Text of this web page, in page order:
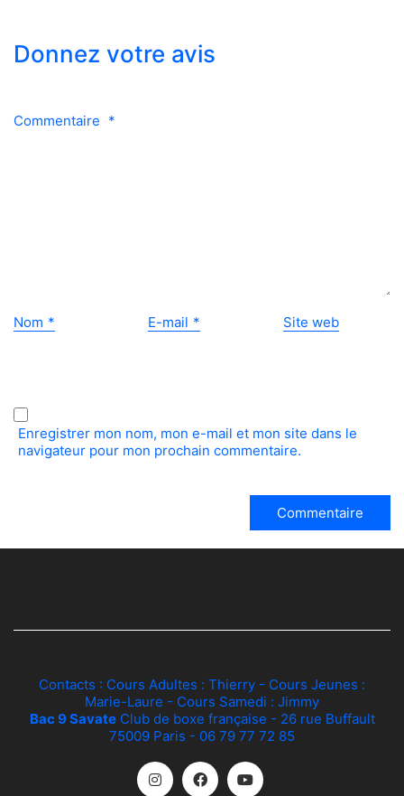
Donnez votre avis
Commentaire *
Nom * E-mail * Site web
Enregistrer mon nom, mon e-mail et mon site dans le
navigateur pour mon prochain commentaire.
Contacts : Cours Adultes : Thierry - Cours Jeunes :
Marie-Laure - Cours Samedi : Jimmy
Bac 9 SavateClub de boxe française - 26 rue Buffault
75009 Paris - 06 79 77 72 85